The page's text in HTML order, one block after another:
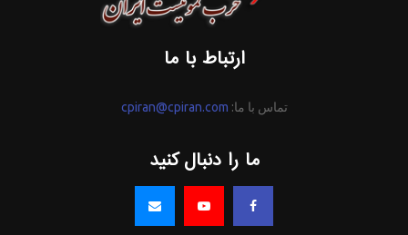
ارتباط با ما
تماس با ما: cpiran@cpiran.com
ما را دنبال کنید